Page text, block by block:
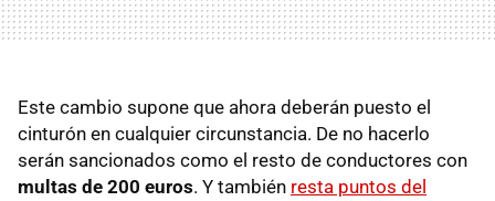
Este cambio supone que ahora deberán puesto el
cinturón en cualquier circunstancia. De no hacerlo
serán sancionados como el resto de conductores con
multas de 200 euros. Y también resta puntos del